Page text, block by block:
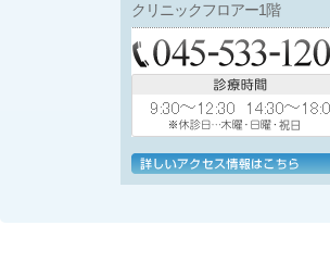
クリニックフロアー1階